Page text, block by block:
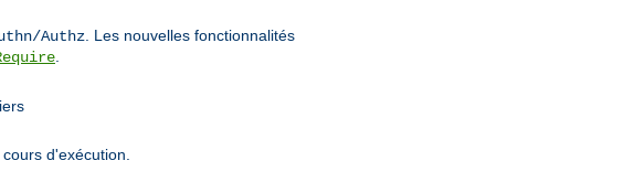
Authz . Les nouvelles fonctionnalités
d'exécution.